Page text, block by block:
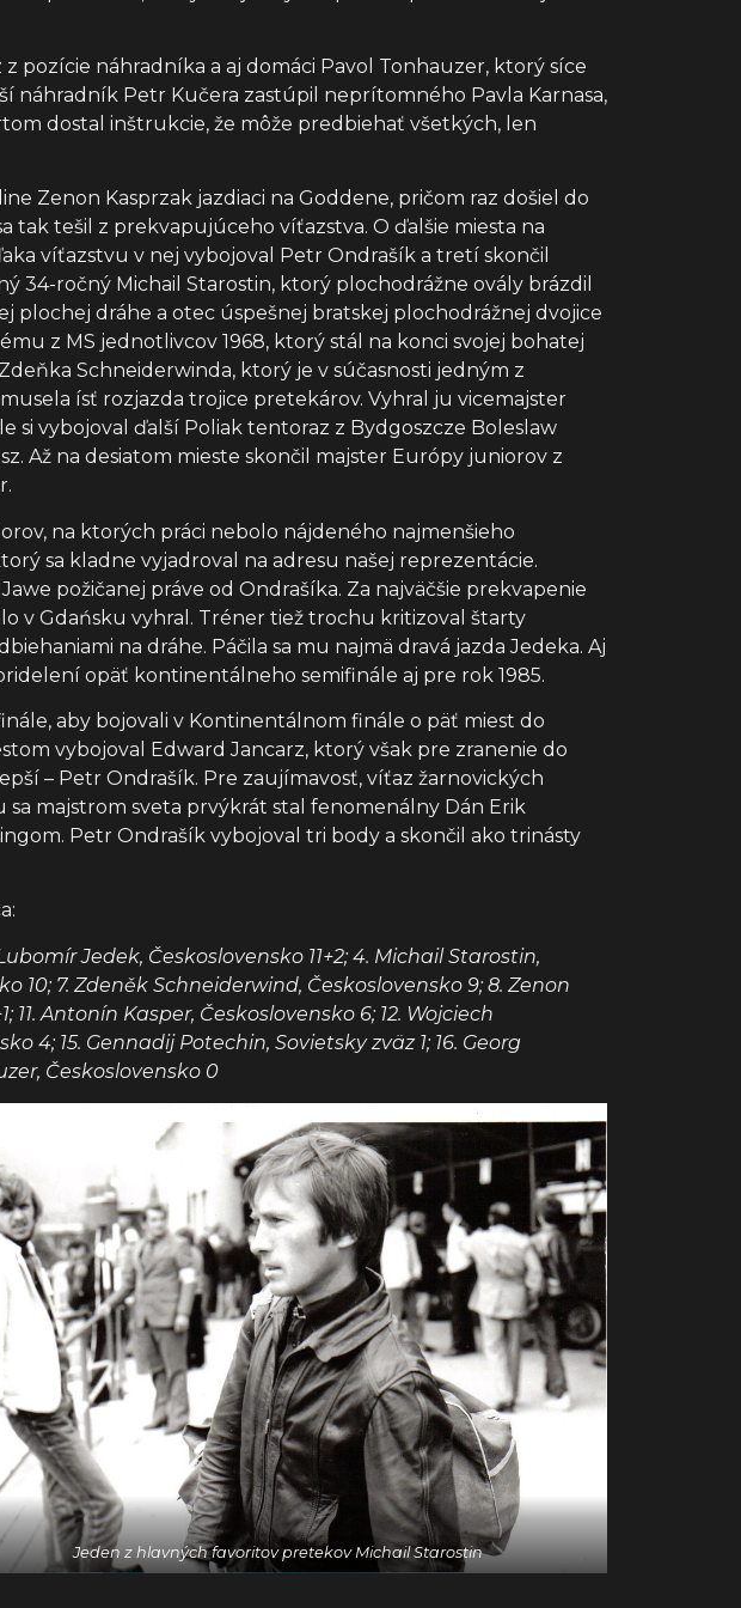
pozície náhradníka a aj domáci Pavol Tonhauzer, ktorý síce
náhradník Petr Kučera zastúpil neprítomného Pavla Karnasa,
dostal inštrukcie, že môže predbiehať všetkých, len
Zenon Kasprzak jazdiaci na Goddene, pričom raz došiel do
tak tešil z prekvapujúceho víťazstva. O ďalšie miesta na
víťazstvu v nej vybojoval Petr Ondrašík a tretí skončil
34-ročný Michail Starostin, ktorý plochodrážne ovály brázdil
plochej dráhe a otec úspešnej bratskej plochodrážnej dvojice
z MS jednotlivcov 1968, ktorý stál na konci svojej bohatej
Schneiderwinda, ktorý je v súčasnosti jedným z
ísť rozjazda trojice pretekárov. Vyhral ju vicemajster
si vybojoval ďalší Poliak tentoraz z Bydgoszcze Boleslaw
Až na desiatom mieste skončil majster Európy juniorov z
na ktorých práci nebolo nájdeného najmenšieho
sa kladne vyjadroval na adresu našej reprezentácie.
požičanej práve od Ondrašíka. Za najväčšie prekvapenie
v Gdańsku vyhral. Tréner tiež trochu kritizoval štarty
na dráhe. Páčila sa mu najmä dravá jazda Jedeka. Aj
opäť kontinentálneho semifinále aj pre rok 1985.
aby bojovali v Kontinentálnom finále o päť miest do
vybojoval Edward Jancarz, ktorý však pre zranenie do
– Petr Ondrašík. Pre zaujímavosť, víťaz žarnovických
majstrom sveta prvýkrát stal fenomenálny Dán Erik
Petr Ondrašík vybojoval tri body a skončil ako trinásty
Jedek, Československo 11+2; 4. Michail Starostin,
10; 7. Zdeněk Schneiderwind, Československo 9; 8. Zenon
11. Antonín Kasper, Československo 6; 12. Wojciech
4; 15. Gennadij Potechin, Sovietsky zväz 1; 16. Georg
Československo 0
Jeden z hlavných favoritov pretekov Michail Starostin